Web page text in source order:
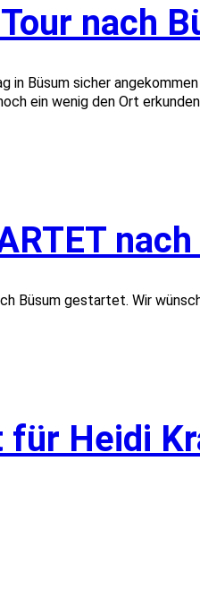
nach
in Büsum sicher
ein wenig den Ort
Büsum gestartet. Wir
für Heidi